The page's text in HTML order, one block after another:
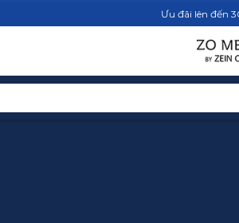
Ưu đãi lên đến